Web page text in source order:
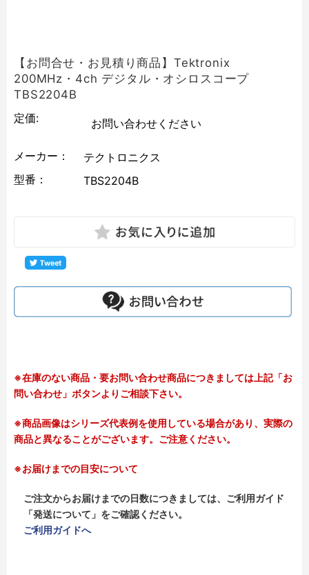
【お問合せ・お見積り商品】Tektronix
200MHz・4ch デジタル・オシロスコープ
TBS2204B
定価:
お問い合わせください
メーカー：
テクトロニクス
型番：
TBS2204B
※在庫のない商品・要お問い合わせ商品につきましては上記「お
問い合わせ」ボタンよりご相談下さい。
※商品画像はシリーズ代表例を使用している場合があり、実際の
商品と異なることがございます。ご注意ください。
※お届けまでの目安について
ご注文からお届けまでの日数につきましては、ご利用ガイド
「発送について」をご確認ください。
ご利用ガイドへ